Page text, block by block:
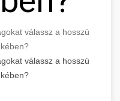
válassz a hosszú
válassz a hosszú